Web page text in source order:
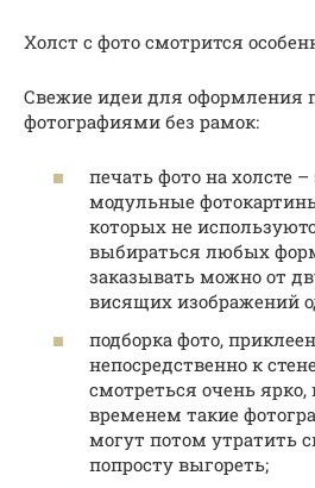
Холст с фото смотрится
Свежие идеи для оформления
фотографиями без рамок:
печать фото на холсте
модульные
которых не
выбираться любых
заказывать можно от
висящих изображений
подборка фото,
непосредственно к
смотреться очень ярко,
временем такие
могут потом утратить
попросту выгореть;